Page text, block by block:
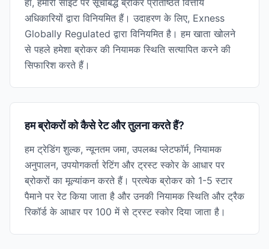
हां, हमारी साइट पर सूचीबद्ध ब्रोकर प्रतिष्ठित वित्तीय
अधिकारियों द्वारा विनियमित हैं। उदाहरण के लिए, Exness
Globally Regulated द्वारा विनियमित है। हम खाता खोलने
से पहले हमेशा ब्रोकर की नियामक स्थिति सत्यापित करने की
सिफारिश करते हैं।
हम ब्रोकरों को कैसे रेट और तुलना करते हैं?
हम ट्रेडिंग शुल्क, न्यूनतम जमा, उपलब्ध प्लेटफॉर्म, नियामक
अनुपालन, उपयोगकर्ता रेटिंग और ट्रस्ट स्कोर के आधार पर
ब्रोकरों का मूल्यांकन करते हैं। प्रत्येक ब्रोकर को 1-5 स्टार
पैमाने पर रेट किया जाता है और उनकी नियामक स्थिति और ट्रैक
रिकॉर्ड के आधार पर 100 में से ट्रस्ट स्कोर दिया जाता है।